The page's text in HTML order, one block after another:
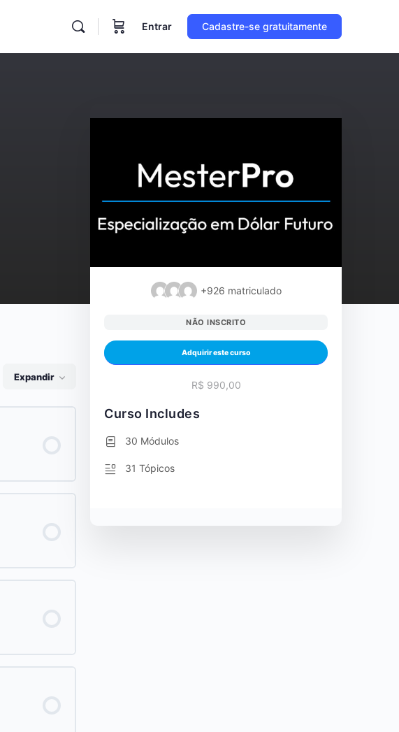
Entrar Cadastre-se gratuitamente
Expandir
+926 matriculado
NÃO INSCRITO
Adquirir este curso
R$ 990,00
Curso Includes
30 Módulos
31 Tópicos